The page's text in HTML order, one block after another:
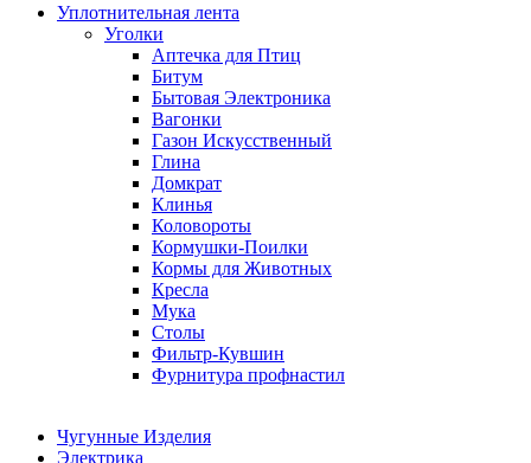
Уплотнительная лента
Уголки
Аптечка для Птиц
Битум
Бытовая Электроника
Вагонки
Газон Искусственный
Глина
Домкрат
Клинья
Коловороты
Кормушки-Поилки
Кормы для Животных
Кресла
Мука
Столы
Фильтр-Кувшин
Фурнитура профнастил
Чугунные Изделия
Электрика